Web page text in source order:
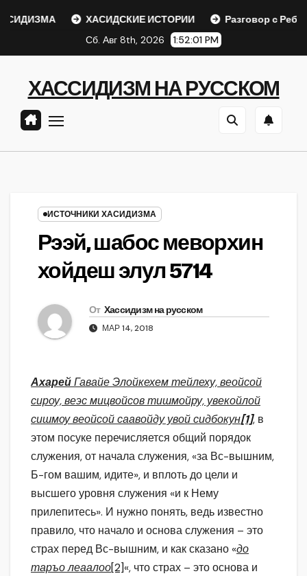
ХАСИДСКИЕ ИСТОРИИ
Разговор с Ребе
Сб. Авг 8th, 2026
1:52:01 PM
ХАССИДИЗМ НА РУССКОМ
ИСТОЧНИКИ ХАСИДИЗМА
Рээй, шабос меворхин
хойдеш элул 5714
От Хассидизм на русском
МАР 14, 2018
АхарейГавайе Элойкехем тейлеху, веойсой
сироу, веэс мицвойсов тишмойру, увекойлой
сишмоу веойсой саавойду увой сидбокун[1], в
этом посуке перечисляется общий порядок
служения, от начала служения, «за Вс-вышним,
Б-гом вашим, идите», и вплоть до цели и
высшего уровня служения «и к Нему
прилепитесь». И нужно понять, ведь известно
правило, что начало и основа служения – это
страх перед Вс-вышним, и как сказано «до
таръо леаалоо[2]«, что страх – это основа и